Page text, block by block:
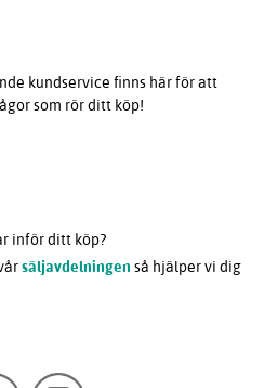
kundservice finns här för att
som rör ditt köp!
inför ditt köp?
säljavdelningen så hjälper vi dig